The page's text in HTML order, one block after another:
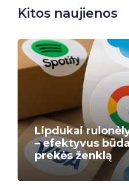
Kitos naujienos
Lipdukai
– efektyvus
prekės ženklą